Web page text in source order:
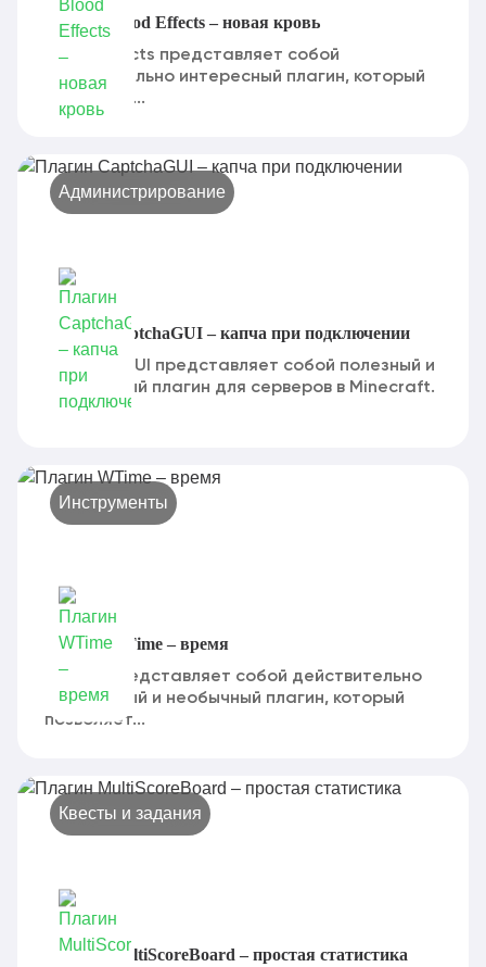
Плагин Blood Effects – новая кровь
Blood Effects представляет собой
действительно интересный плагин, который
позволяет...
Администрирование
Плагин CaptchaGUI – капча при подключении
CaptchaGUI представляет собой полезный и
интересный плагин для серверов в Minecraft.
Он...
Инструменты
Плагин WTime – время
WTime представляет собой действительно
интересный и необычный плагин, который
позволяет...
Квесты и задания
Плагин MultiScoreBoard – простая статистика